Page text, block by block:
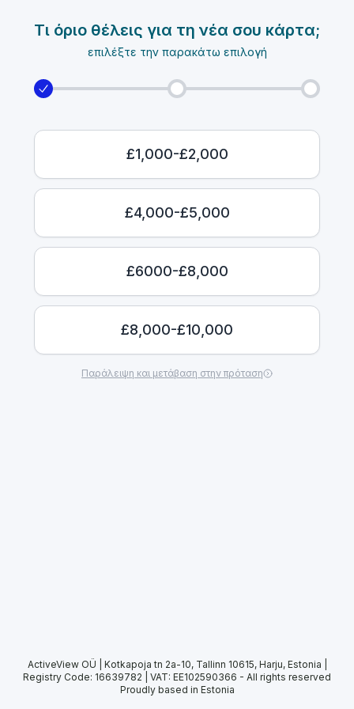
Τι όριο θέλεις για τη νέα σου κάρτα;
επιλέξτε την παρακάτω επιλογή
£1,000-£2,000
£4,000-£5,000
£6000-£8,000
£8,000-£10,000
Παράλειψη και μετάβαση στην πρόταση
ActiveView OÜ | Kotkapoja tn 2a-10, Tallinn 10615, Harju, Estonia |
Registry Code: 16639782 | VAT: EE102590366 - All rights reserved
Proudly based in Estonia